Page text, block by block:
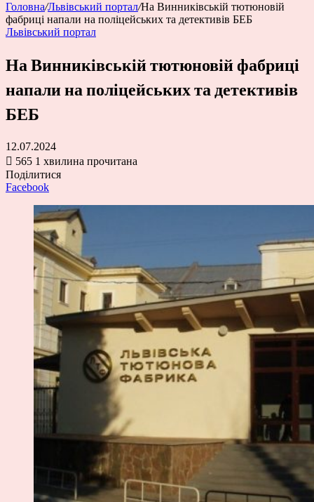
Головна/Львівський портал/На Винниківській тютюновій
фабриці напали на поліцейських та детективів БЕБ
Львівський портал
На Винниківській тютюновій фабриці
напали на поліцейських та детективів
БЕБ
12.07.2024
565 1 хвилина прочитана
Поділитися
Facebook